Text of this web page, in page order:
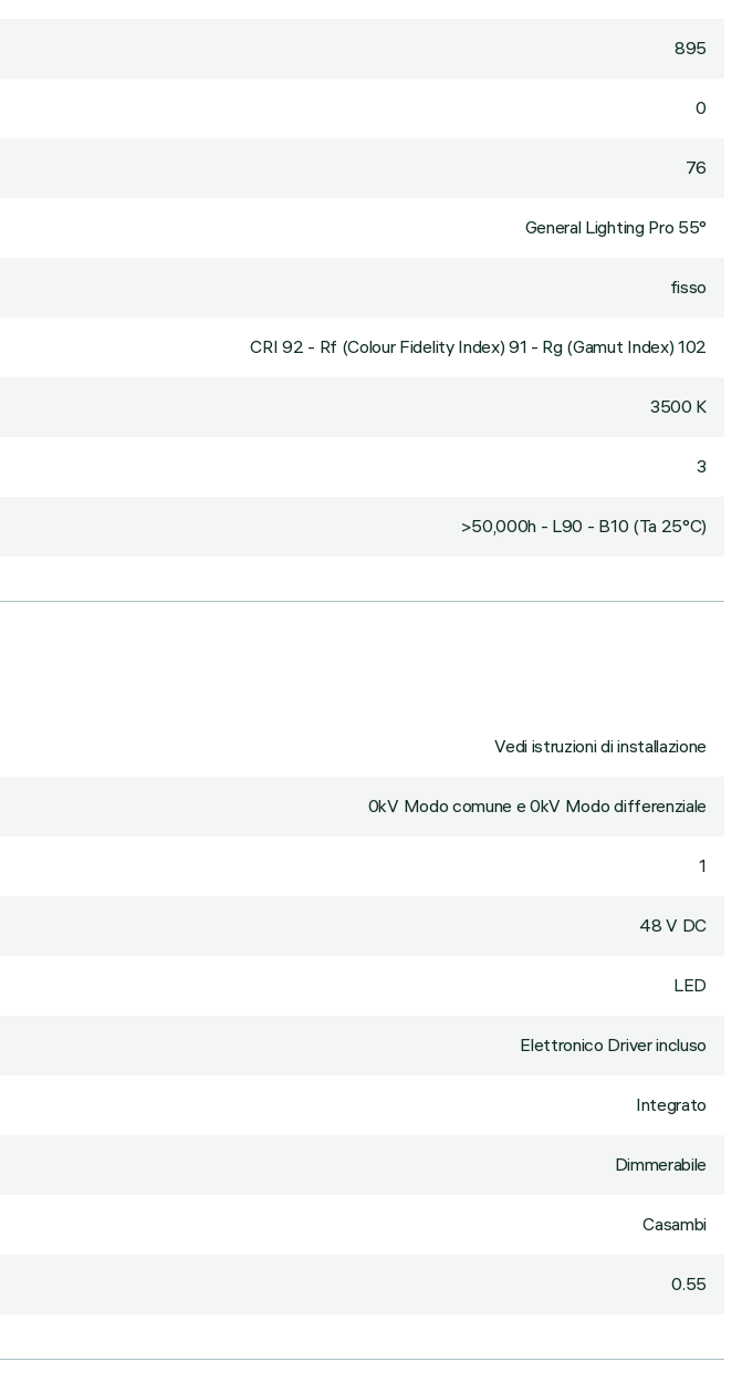
895
0
76
General Lighting Pro 55°
fisso
CRI92 - Rf (Colour Fidelity Index) 91 - Rg (Gamut Index) 102
3500 K
3
>50,000h - L90 - B10 (Ta 25°C)
Vedi istruzioni di installazione
0kV Modo comune e 0kV Modo differenziale
1
48 V DC
LED
Elettronico Driver incluso
Integrato
Dimmerabile
Casambi
0.55